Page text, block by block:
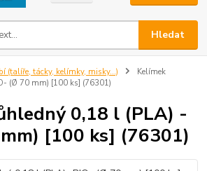
Hledat
(talíře, tácky, kelímky, misky...)
Kelímek
(Ø 70 mm) [100 ks] (76301)
0,18 l (PLA) -
[100 ks] (76301)